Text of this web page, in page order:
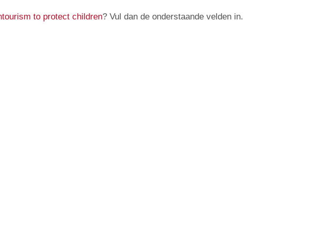
to protect children? Vul dan de onderstaande velden in.